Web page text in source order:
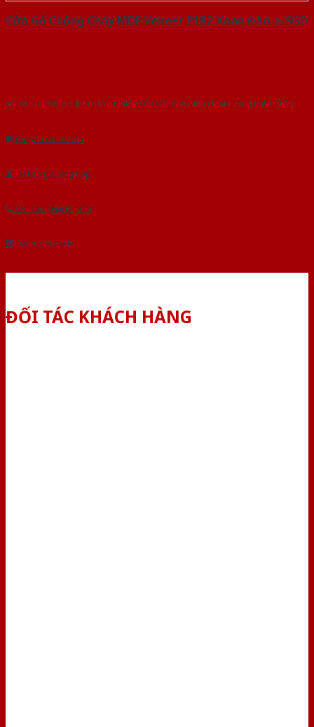
Cửa Gỗ Chống Cháy MDF Veneer P1R2 Xoan Đào-a-SGD
Với kinh nghiệm nhiêu năm nghiên cứu cửa theo tiêu chuẩn công nghệ Châu
Gửi yêu cầu tư vấn
Tải báo giá tổng hợp
Yêu cầu gọi lại (3 phút)
Dành cho đại lý
ĐỐI TÁC KHÁCH HÀNG